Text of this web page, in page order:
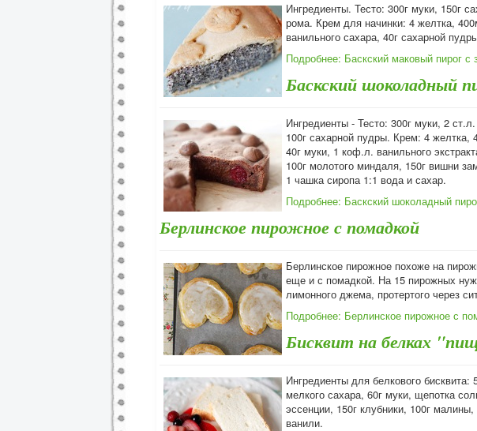
Ингредиенты. Тесто: 300г муки, 150г
рома. Крем для начинки: 4 желтка,
ванильного сахара, 40г сахарной
Подробнее: Баскский маковый пирог с
Баскский шоколадный
Ингредиенты - Тесто: 300г муки, 2
100г сахарной пудры. Крем: 4 желтка,
40г муки, 1 коф.л. ванильного
100г молотого миндаля, 150г вишни
1 чашка сиропа 1:1 вода и сахар.
Подробнее: Баскский шоколадный
Берлинское пирожное с помадкой
Берлинское пирожное похоже на
еще и с помадкой. На 15 пирожных
лимонного джема, протертого через
Подробнее: Берлинское пирожное с
Бисквит на белках
Ингредиенты для белкового
мелкого сахара, 60г муки, щепотка
эссенции, 150г клубники, 100г
ванили.